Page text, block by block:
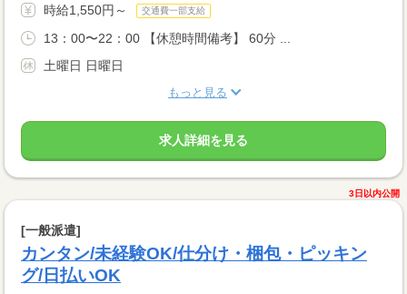
時給1,550円～ 交通費一部支給
13：00〜22：00 【休憩時間備考】 60分 ...
土曜日 日曜日
もっと見る
求人詳細を見る
3日以内公開
[一般派遣]
カンタン/未経験OK/仕分け・梱包・ピッキン
グ/日払いOK